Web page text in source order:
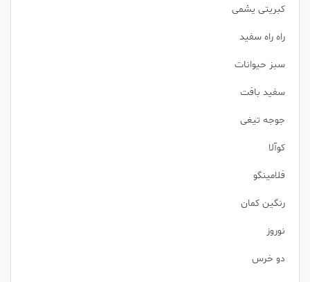
کبریتی یشمی
راه راه سفید
سبز حیوانات
سفید بافت
جوجه تیغی
کوآلا
فلامینگو
رنگین کمان
نوروز
دو خرس